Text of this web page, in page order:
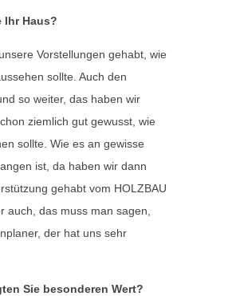
Ihr Haus?
Vorstellungen gehabt, wie
sollte. Auch den
so weiter, das haben wir
ziemlich gut gewusst, wie
sollte. Wie es an gewisse
ist, da haben wir dann
gehabt vom HOLZBAU
auch, das muss man sagen,
der hat uns sehr
Sie besonderen Wert?